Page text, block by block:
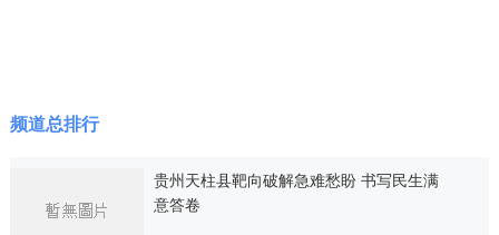
频道总排行
贵州天柱县靶向破解急难愁盼 书写民生满
意答卷